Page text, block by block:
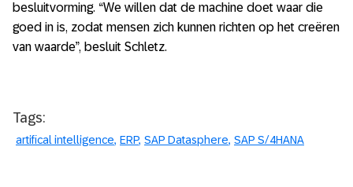
besluitvorming. “We willen dat de machine doet waar die
goed in is, zodat mensen zich kunnen richten op het creëren
van waarde”, besluit Schletz.
Tags:
artifical intelligence ERP SAP Datasphere SAP S/4HANA